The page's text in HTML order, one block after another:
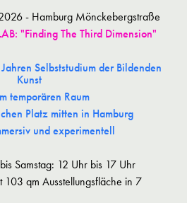
- Hamburg Mönckebergstraße
"Finding The Third Dimension"
Selbststudium der Bildenden
Kunst
temporären Raum
Platz mitten in Hamburg
und experimentell
Samstag: 12 Uhr bis 17 Uhr
103 qm Ausstellungsfläche in 7